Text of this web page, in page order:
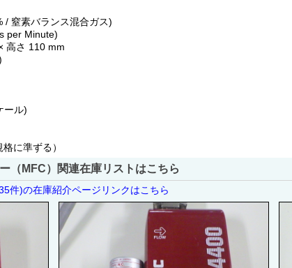
/ 窒素バランス混合ガス)
per Minute)
高さ 110 mm
ール)
に準ずる）
（MFC）関連在庫リストはこちら
件)の在庫紹介ページリンクはこちら